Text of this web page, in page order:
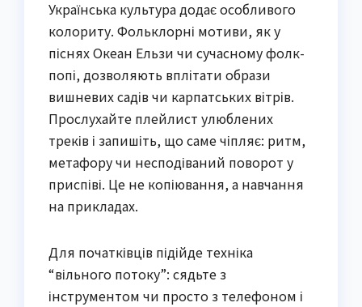
Українська культура додає особливого
колориту. Фольклорні мотиви, як у
піснях Океан Ельзи чи сучасному фолк-
попі, дозволяють вплітати образи
вишневих садів чи карпатських вітрів.
Прослухайте плейлист улюблених
треків і запишіть, що саме чіпляє: ритм,
метафору чи несподіваний поворот у
приспіві. Це не копіювання, а навчання
на прикладах.
Для початківців підійде техніка
“вільного потоку”: сядьте з
інструментом чи просто з телефоном і